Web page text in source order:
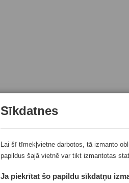
Sīkdatnes
Lai šī tīmekļvietne darbotos, tā izmanto
papildus šajā vietnē var tikt izmantotas
Ja piekrītat šo papildu sīkdatņu